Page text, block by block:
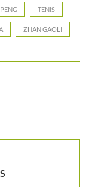
TENIS
ZHAN GAOLI